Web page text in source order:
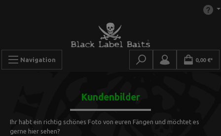
Navigation 0,00 €*
Kundenbilder
Ihr habt ein richtig schönes Foto von euren Fängen und möchtet es
gerne hier sehen?